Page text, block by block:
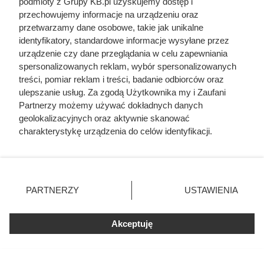
Ocieplił dach pianką PUR. W trakcie letnich
upałów wszedł na poddasze i zaczęły się
problemy
Uwięził żonę i dzieci, porywał młode dziewczyny.
Co się działo w zamku polskiego magnata
przechowujemy informacje na urządzeniu oraz
przetwarzamy dane osobowe, takie jak unikalne
identyfikatory, standardowe informacje wysyłane przez
urządzenie czy dane przeglądania w celu zapewniania
spersonalizowanych reklam, wybór spersonalizowanych
treści, pomiar reklam i treści, badanie odbiorców oraz
ulepszanie usług. Za zgodą Użytkownika my i Zaufani
Partnerzy możemy używać dokładnych danych
geolokalizacyjnych oraz aktywnie skanować
charakterystykę urządzenia do celów identyfikacji.
zmienić/wycofać klikając przycisk ustawień prywatności
znajdujący się w lewym dolnym rogu strony. Niektóre
użytkownika, ale masz prawo sprzeciwić się takiemu
przetwarzaniu. Preferencje będą miały zastosowania tylko
PARTNERZY USTAWIENIA
Akceptuję